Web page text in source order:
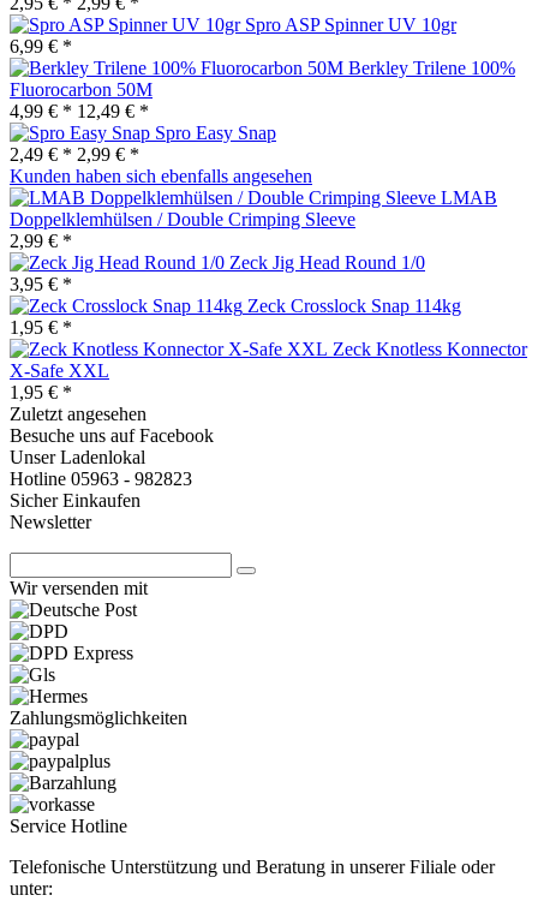
Spro ASP Spinner UV 10gr
6,99 € *
Berkley Trilene 100%
Fluorocarbon 50M
4,99 € * 12,49 € *
Spro Easy Snap
2,49 € * 2,99 € *
Kunden haben sich ebenfalls angesehen
LMAB
Doppelklemhülsen / Double Crimping Sleeve
2,99 € *
Zeck Jig Head Round 1/0
3,95 € *
Zeck Crosslock Snap 114kg
1,95 € *
Zeck Knotless Konnector
X-Safe XXL
1,95 € *
Zuletzt angesehen
Besuche uns auf Facebook
Unser Ladenlokal
Hotline 05963 - 982823
Sicher Einkaufen
Newsletter
Wir versenden mit
Zahlungsmöglichkeiten
Service Hotline
Telefonische Unterstützung und Beratung in unserer Filiale oder
unter: